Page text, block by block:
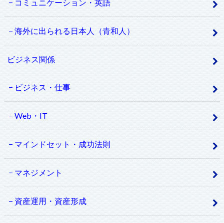
コミュニケーション・英語
海外に出られる日本人（青和人）
ビジネス関係
ビジネス・仕事
Web・IT
マインドセット・成功法則
マネジメント
資産運用・資産形成